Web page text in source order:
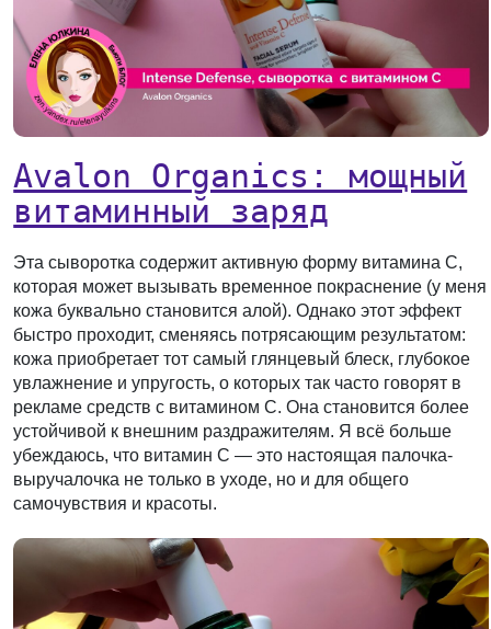
Avalon Organics: мощный
витаминный заряд
Эта сыворотка содержит активную форму витамина С,
которая может вызывать временное покраснение (у меня
кожа буквально становится алой). Однако этот эффект
быстро проходит, сменяясь потрясающим результатом:
кожа приобретает тот самый глянцевый блеск, глубокое
увлажнение и упругость, о которых так часто говорят в
рекламе средств с витамином С. Она становится более
устойчивой к внешним раздражителям. Я всё больше
убеждаюсь, что витамин С — это настоящая палочка-
выручалочка не только в уходе, но и для общего
самочувствия и красоты.